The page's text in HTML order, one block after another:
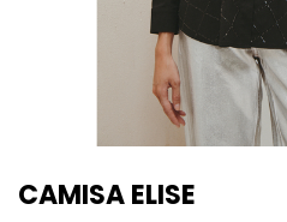
CAMISA ELISE